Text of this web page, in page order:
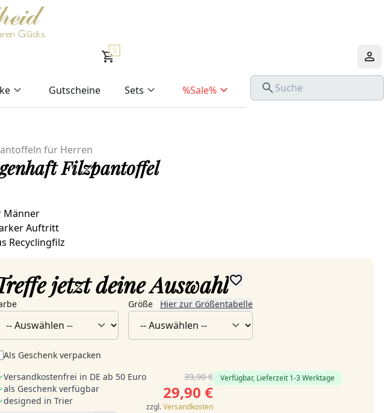
0
Gutscheine Sets %Sale%
für Herren
Filzpantoffel
Männer
Auftritt
Recyclingfilz
jetzt deine Auswahl
Größe Hier zur Größentabelle
Als Geschenk verpacken
Versandkostenfrei in DE ab 50 Euro
als Geschenk verfügbar
designed in Trier
39,90 €
29,90 €
zzgl.Versandkosten
Verfügbar, Lieferzeit 1-3 Werktage